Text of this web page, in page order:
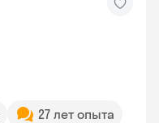
27 лет опыта